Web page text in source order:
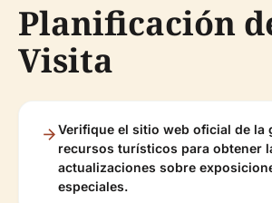
Planificación
Visita
Verifique el sitio web oficial de la
recursos turísticos para obtener
actualizaciones sobre
especiales.